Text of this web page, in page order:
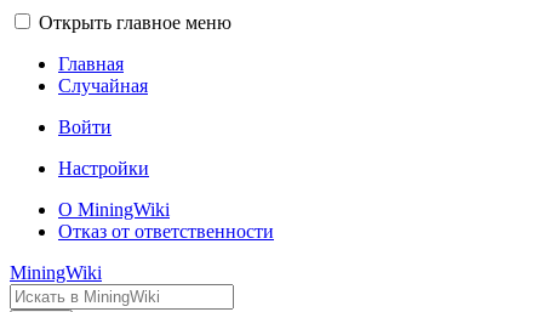
Открыть главное меню
Главная
Случайная
Войти
Настройки
О MiningWiki
Отказ от ответственности
MiningWiki